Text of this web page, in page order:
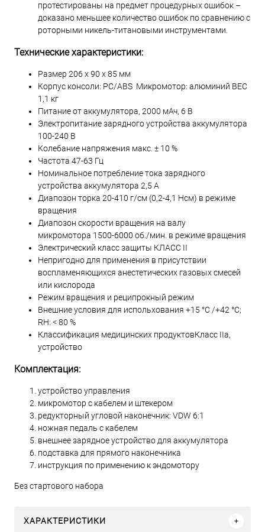
протестированы на предмет процедурных ошибок –
доказано меньшее количество ошибок по сравнению с
роторными никель-титановыми инструментами.
Технические характеристики:
Размер 206 x 90 x 85 мм
Корпус консоли: PC/ABS Микромотор: алюминий ВЕС
1,1 кг
Питание от аккумулятора, 2000 мАч, 6 В
Электропитание зарядного устройства аккумулятора
100-240 В
Колебание напряжения макс. ± 10 %
Частота 47-63 Гц
Номинальное потребление тока зарядного
устройства аккумулятора 2,5 A
Диапозон торка 20-410 г/см (0,2-4,1 Нсм) в режиме
вращения
Диапозон скорости вращения на валу
микромотора 1500-6000 об./мин. в режиме вращения
Электрический класс защиты КЛАСС II
Непригодно для применения в присутствии
воспламеняющихся анестетических газовых смесей
или кислорода
Режим вращения и реципрокный режим
Внешние условия для испольхования +15 °C /+42 °C;
RH: < 80 %
Классификация медицинских продуктовКласс IIa,
устройство
Комплектация:
устройство управления
микромотор с кабелем и штекером
редукторный угловой наконечник: VDW 6:1
ножная педаль с кабелем
внешнее зарядное устройство для аккумулятора
подставка для прямого наконечника
инструкция по применению к эндомотору
Без стартового набора
ХАРАКТЕРИСТИКИ